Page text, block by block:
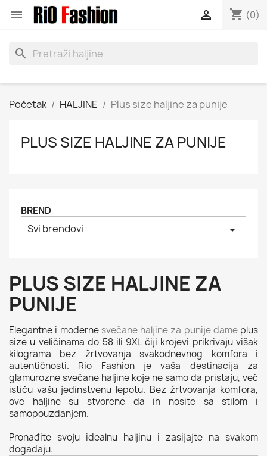
 shopping_cart (0)

search
Početak HALJINE Plus size haljine za punije
PLUS SIZE HALJINE ZA PUNIJE
BREND
Svi brendovi arrow_drop_down
PLUS SIZE HALJINE ZA
PUNIJE
Elegantne i moderne svečane haljine za punije dameplus
size u veličinama do 58 ili 9XL čiji krojevi prikrivaju višak
kilograma bez žrtvovanja svakodnevnog komfora i
autentičnosti. Rio Fashion je vaša destinacija za
glamurozne svečane haljine koje ne samo da pristaju, već
ističu vašu jedinstvenu lepotu. Bez žrtvovanja komfora,
ove haljine su stvorene da ih nosite sa stilom i
samopouzdanjem.
Pronađite svoju idealnu haljinu i zasijajte na svakom
događaju.